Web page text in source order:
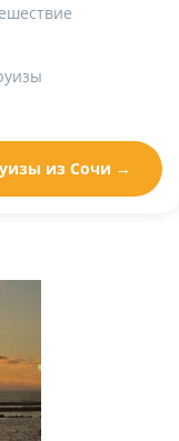
из Сочи →